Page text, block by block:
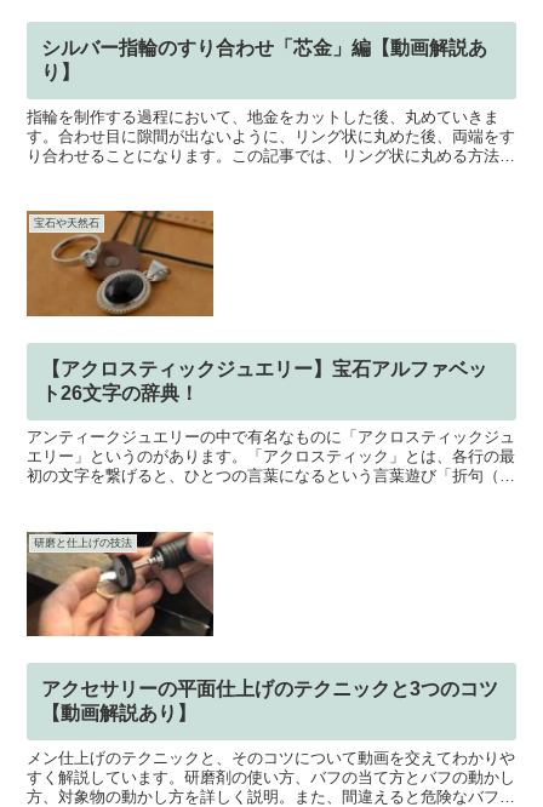
シルバー指輪のすり合わせ「芯金」編【動画解説あ
り】
指輪を制作する過程において、地金をカットした後、丸めていきま
す。合わせ目に隙間が出ないように、リング状に丸めた後、両端をす
り合わせることになります。この記事では、リング状に丸める方法と
宝石や天然石
【アクロスティックジュエリー】宝石アルファベッ
ト26文字の辞典！
アンティークジュエリーの中で有名なものに「アクロスティックジュ
エリー」というのがあります。「アクロスティック」とは、各行の最
初の文字を繋げると、ひとつの言葉になるという言葉遊び「折句（お
研磨と仕上げの技法
アクセサリーの平面仕上げのテクニックと3つのコツ
【動画解説あり】
メン仕上げのテクニックと、そのコツについて動画を交えてわかりや
すく解説しています。研磨剤の使い方、バフの当て方とバフの動かし
方、対象物の動かし方を詳しく説明。また、間違えると危険なバフの